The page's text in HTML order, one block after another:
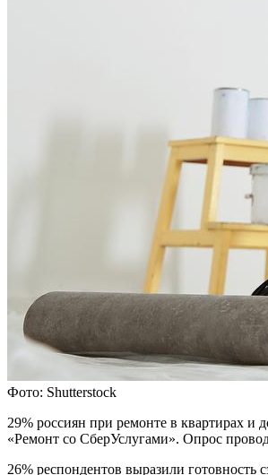
Фото: Shutterstock
29% россиян при ремонте в квартирах и
«Ремонт со СберУслугами». Опрос
26% респондентов выразили